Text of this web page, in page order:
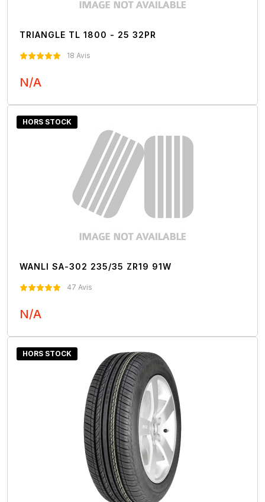
TRIANGLE TL 1800 - 25 32PR
18 Avis
N/A
HORS STOCK
WANLI SA-302 235/35 ZR19 91W
47 Avis
N/A
HORS STOCK